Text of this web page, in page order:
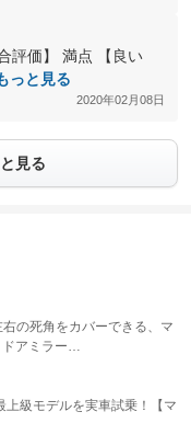
評価】 満点 【良い
っと見る
2020年02月08日
見る
の死角をカバーできる、マ
ドアミラー…
級モデルを実車試乗！【マ